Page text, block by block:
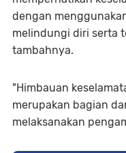
dengan
melindungi diri serta
tambahnya.
"Himbauan
merupakan bagian
melaksanakan